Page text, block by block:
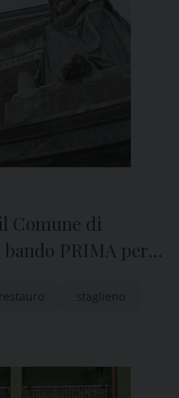
Comune di
PRIMA per
restauro staglieno